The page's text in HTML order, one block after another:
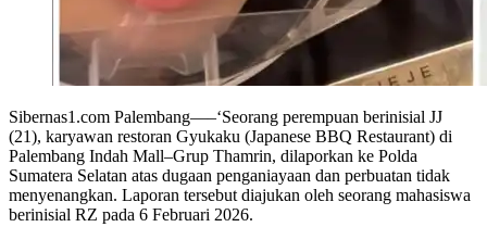
Sibernas1.com Palembang—–‘Seorang perempuan berinisial JJ
(21), karyawan restoran Gyukaku (Japanese BBQ Restaurant) di
Palembang Indah Mall–Grup Thamrin, dilaporkan ke Polda
Sumatera Selatan atas dugaan penganiayaan dan perbuatan tidak
menyenangkan. Laporan tersebut diajukan oleh seorang mahasiswa
berinisial RZ pada 6 Februari 2026.